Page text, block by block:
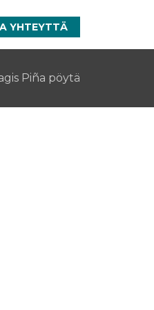
YHTEYTTÄ
Piña pöytä